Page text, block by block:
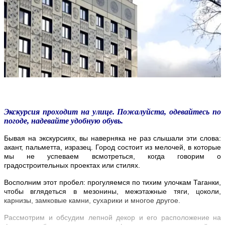
Экскурсия проходит на улице. Пожалуйста, одевайтесь по
погоде, надевайте удобную обувь.
Бывая на экскурсиях, вы наверняка не раз слышали эти слова:
акант, пальметта, изразец. Город состоит из мелочей, в которые
мы не успеваем всмотреться, когда говорим о
градостроительных проектах или стилях.
Восполним этот пробел: прогуляемся по тихим улочкам Таганки,
чтобы вглядеться в мезонины, межэтажные тяги, цоколи,
карнизы, замковые камни, сухарики и многое другое.
Рассмотрим и обсудим лепной декор и его расположение на